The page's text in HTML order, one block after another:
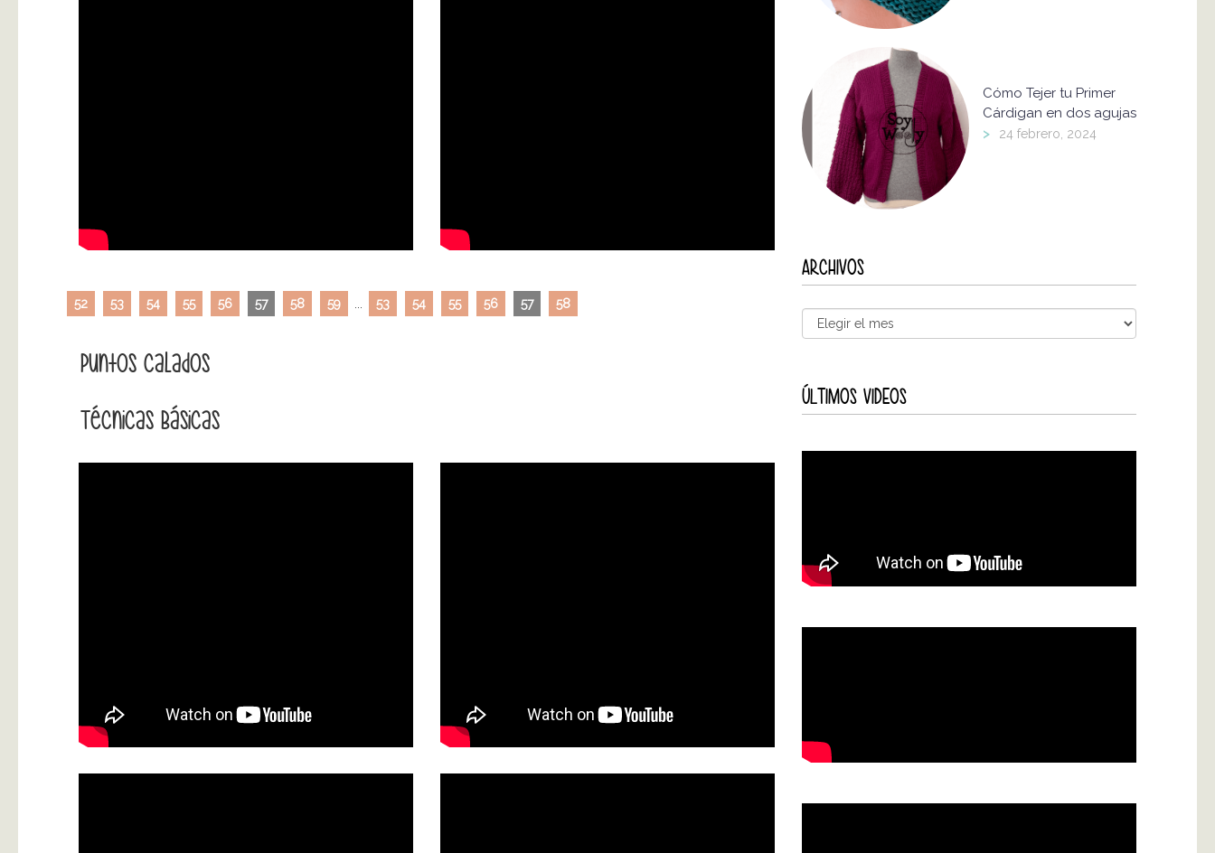
52 53 54 55 56 57 58 59 53 54 55 56 57 58
Puntos Calados
Técnicas Básicas
Cómo Tejer tu Primer
Cárdigan en dos agujas
> 24 febrero, 2024
ARCHIVOS
ÚLTIMOS VIDEOS